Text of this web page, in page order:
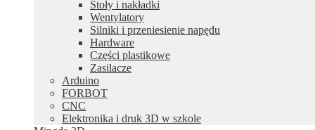
Stoły i nakładki
Wentylatory
Silniki i przeniesienie napędu
Hardware
Części plastikowe
Zasilacze
Arduino
FORBOT
CNC
Elektronika i druk 3D w szkole